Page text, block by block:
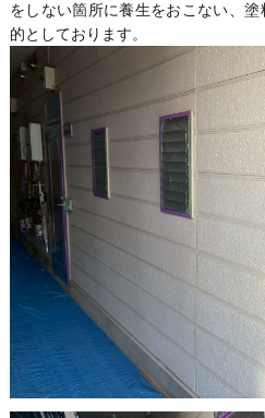
をしない箇所に養生をおこない、
的としております。